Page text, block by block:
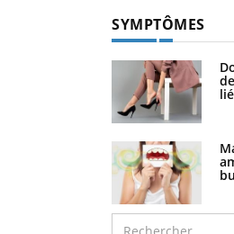
SYMPTÔMES